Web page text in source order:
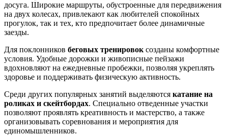
досуга. Широкие маршруты, обустроенные для передвижения
на двух колесах, привлекают как любителей спокойных
прогулок, так и тех, кто предпочитает более динамичные
заезды.
Для поклонников беговых тренировок созданы комфортные
условия. Удобные дорожки и живописные пейзажи
вдохновляют на ежедневные пробежки, позволяя укреплять
здоровье и поддерживать физическую активность.
Среди других популярных занятий выделяются катание на
роликах и скейтбордах. Специально отведенные участки
позволяют проявлять креативность и мастерство, а также
организовывать соревнования и мероприятия для
единомышленников.